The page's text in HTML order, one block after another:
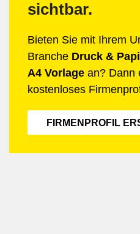
sichtbar.
Bieten Sie mit Ihrem
Branche Druck &
A4 Vorlage an? Dann
kostenloses
FIRMENPROFIL